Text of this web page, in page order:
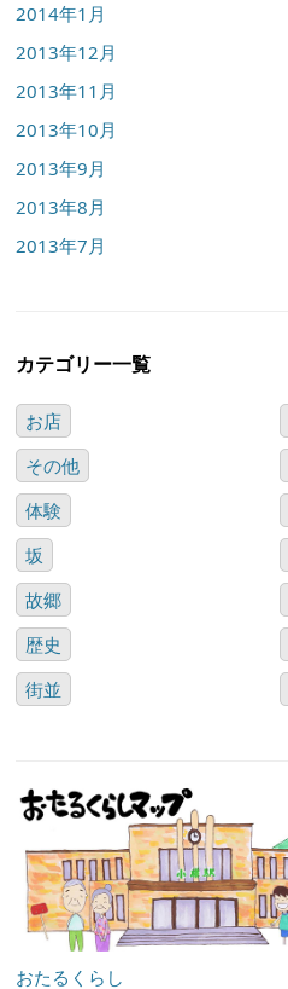
2014年1月
2013年12月
2013年11月
2013年10月
2013年9月
2013年8月
2013年7月
カテゴリー一覧
お店
その他
体験
坂
故郷
歴史
街並
おたるくらし